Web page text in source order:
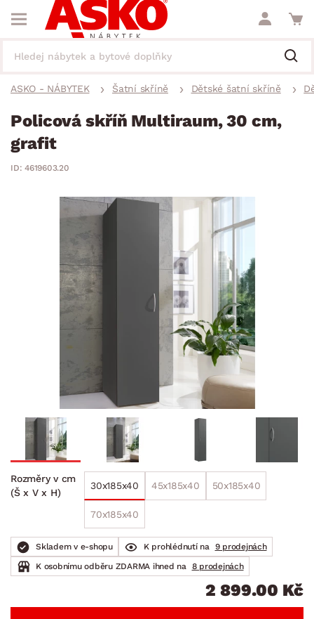
ASKO - NÁBYTEK Šatní skříně Dětské šatní skříně
Policová skříň Multiraum, 30 cm,
grafit
ID: 4619603.20
Rozměry v cm
(Š x V x H)
30x185x40 45x185x40 50x185x40
70x185x40
Skladem v e-shopu K prohlédnutí na
9 prodejnách
K osobnímu odběru ZDARMA ihned na
8 prodejnách
2 899.00 Kč